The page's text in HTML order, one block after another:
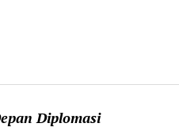
Diplomasi